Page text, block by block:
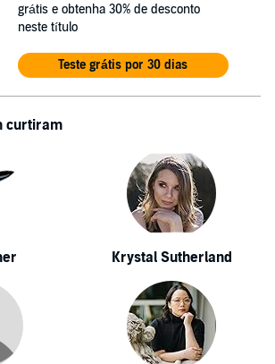
grátis e obtenha 30% de desconto
neste título
Teste grátis por 30 dias
curtiram
Krystal Sutherland